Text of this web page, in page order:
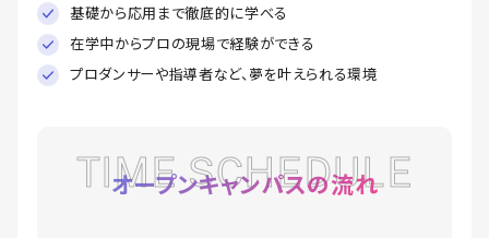
基礎から応用まで徹底的に学べる
在学中からプロの現場で経験ができる
プロダンサーや指導者など、夢を叶えられる環境
TIME SCHEDULE
オープンキャンパスの流れ